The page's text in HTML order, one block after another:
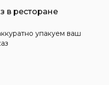
в ресторане
упакуем ваш